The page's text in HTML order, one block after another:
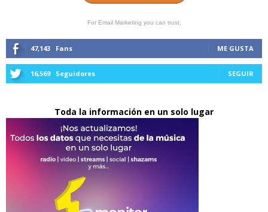
For Email Marketing you can trust.
47,143 Fans ME GUSTA
16,569 Seguidores SEGUIR
Toda la información en un solo lugar